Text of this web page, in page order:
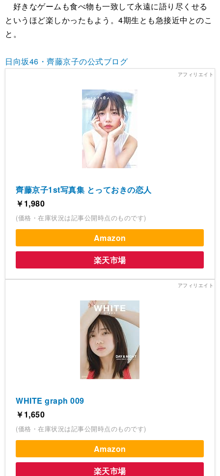
好きなゲームも食べ物も一致して永遠に語り尽くせる
というほど楽しかったもよう。4期生とも急接近中とのこ
と。
日向坂46・齊藤京子の公式ブログ
齊藤京子1st写真集 とっておきの恋人
￥1,980
(価格・在庫状況は記事公開時点のものです)
Amazon
楽天市場
WHITE graph 009
￥1,650
(価格・在庫状況は記事公開時点のものです)
Amazon
楽天市場